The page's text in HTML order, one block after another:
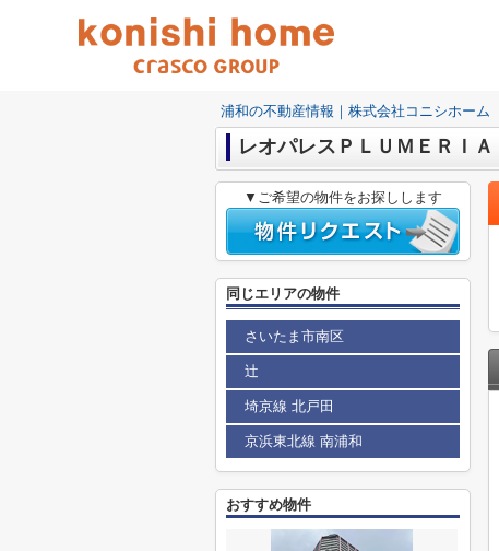
浦和の不動産情報｜株式会社コニシホーム
レオパレスＰＬＵＭＥＲＩＡ
▼ご希望の物件をお探しします
同じエリアの物件
さいたま市南区
辻
埼京線 北戸田
京浜東北線 南浦和
おすすめ物件